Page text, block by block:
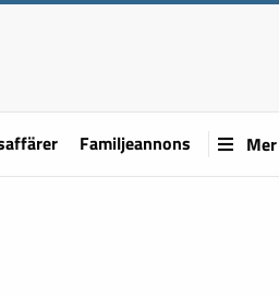
Familjeannons Mer